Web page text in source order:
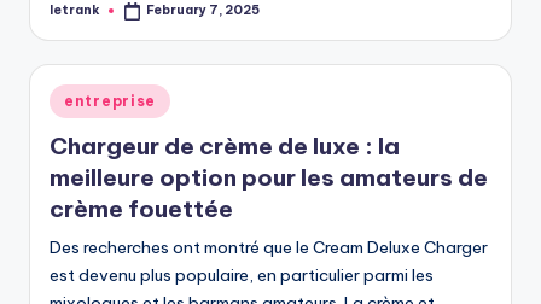
Posted
letrank February 7, 2025
Posted
in
entreprise
Chargeur de crème de luxe : la
meilleure option pour les amateurs de
crème fouettée
Des recherches ont montré que le Cream Deluxe Charger
est devenu plus populaire, en particulier parmi les